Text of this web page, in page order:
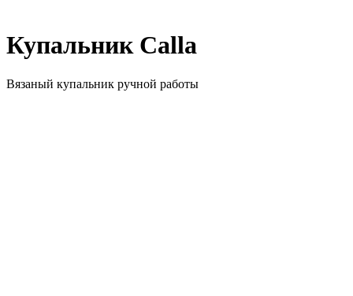
Купальник Calla
Вязаный купальник ручной работы